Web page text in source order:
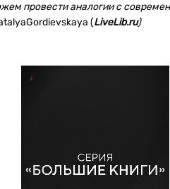
провести аналогии с
(LiveLib.ru)